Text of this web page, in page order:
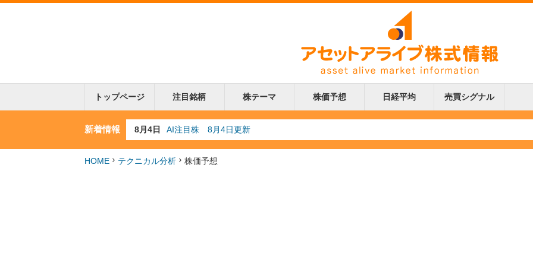
トップページ 注目銘柄 株テーマ 株価予想 日経平均 売買シグナル
新着情報 8月3日
人気業種注目株 8月3日更新
8月2日
金融注目株 8月2日更新
7月10日
半導体注目株 7月10日更新
HOME テクニカル分析 株価予想